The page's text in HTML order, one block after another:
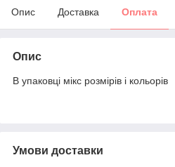
Опис Доставка Оплата
Опис
В упаковці мікс розмірів і кольорів
Умови доставки